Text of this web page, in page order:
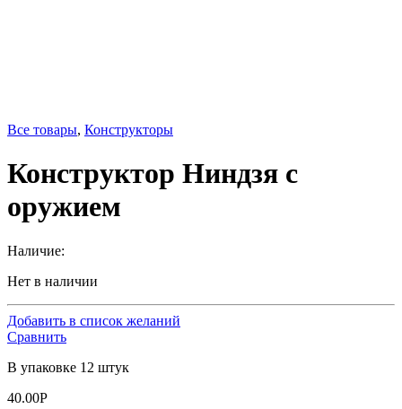
Все товары, Конструкторы
Конструктор Ниндзя с
оружием
Наличие:
Нет в наличии
Добавить в список желаний
Сравнить
В упаковке 12 штук
40.00Р